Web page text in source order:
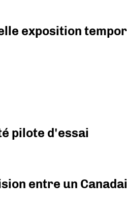
exposition
pilote d'essai
entre un